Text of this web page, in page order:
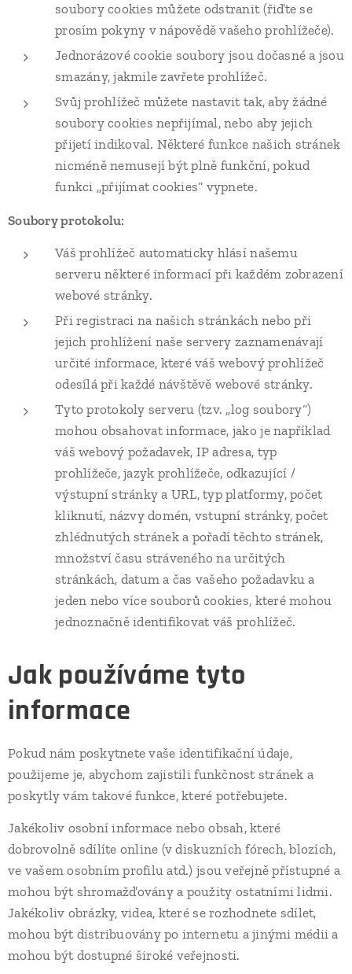
soubory cookies můžete odstranit (řiďte se
prosím pokyny v nápovědě vašeho prohlížeče).
Jednorázové cookie soubory jsou dočasné a jsou
smazány, jakmile zavřete prohlížeč.
Svůj prohlížeč můžete nastavit tak, aby žádné
soubory cookies nepřijímal, nebo aby jejich
přijetí indikoval. Některé funkce našich stránek
nicméně nemusejí být plně funkční, pokud
funkci „přijímat cookies“ vypnete.
Soubory protokolu:
Váš prohlížeč automaticky hlásí našemu
serveru některé informací při každém zobrazení
webové stránky.
Při registraci na našich stránkách nebo při
jejich prohlížení naše servery zaznamenávají
určité informace, které váš webový prohlížeč
odesílá při každé návštěvě webové stránky.
Tyto protokoly serveru (tzv. „log soubory“)
mohou obsahovat informace, jako je například
váš webový požadavek, IP adresa, typ
prohlížeče, jazyk prohlížeče, odkazující /
výstupní stránky a URL, typ platformy, počet
kliknutí, názvy domén, vstupní stránky, počet
zhlédnutých stránek a pořadí těchto stránek,
množství času stráveného na určitých
stránkách, datum a čas vašeho požadavku a
jeden nebo více souborů cookies, které mohou
jednoznačně identifikovat váš prohlížeč.
Jak používáme tyto
informace
Pokud nám poskytnete vaše identifikační údaje,
použijeme je, abychom zajistili funkčnost stránek a
poskytly vám takové funkce, které potřebujete.
Jakékoliv osobní informace nebo obsah, které
dobrovolně sdílíte online (v diskuzních fórech, blozích,
ve vašem osobním profilu atd.) jsou veřejně přístupné a
mohou být shromažďovány a použity ostatními lidmi.
Jakékoliv obrázky, videa, které se rozhodnete sdílet,
mohou být distribuovány po internetu a jinými médii a
mohou být dostupné široké veřejnosti.